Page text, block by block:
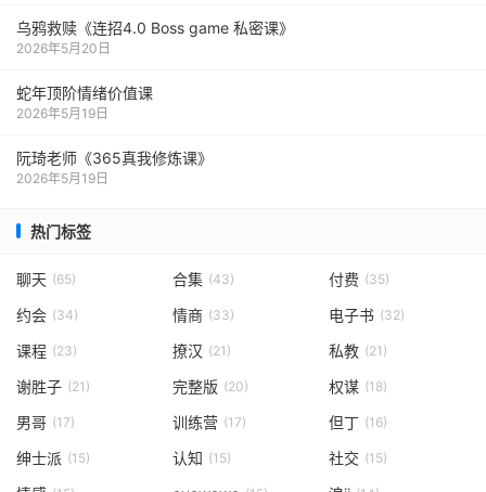
乌鸦救赎《连招4.0 Boss game 私密课》
2026年5月20日
蛇年顶阶情绪价值课
2026年5月19日
阮琦老师《365真我修炼课》
2026年5月19日
热门标签
聊天 (65) 合集 (43) 付费 (35)
约会 (34) 情商 (33) 电子书 (32)
课程 (23) 撩汉 (21) 私教 (21)
谢胜子 (21) 完整版 (20) 权谋 (18)
男哥 (17) 训练营 (17) 但丁 (16)
绅士派 (15) 认知 (15) 社交 (15)